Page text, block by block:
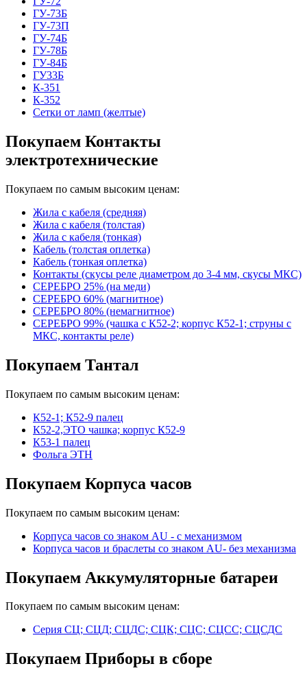
ГУ-73Б
ГУ-73П
ГУ-74Б
ГУ-78Б
ГУ-84Б
ГУ33Б
К-351
К-352
Сетки от ламп (желтые)
Покупаем Контакты
электротехнические
Покупаем по самым высоким ценам:
Жила с кабеля (средняя)
Жила с кабеля (толстая)
Жила с кабеля (тонкая)
Кабель (толстая оплетка)
Кабель (тонкая оплетка)
Контакты (скусы реле диаметром до 3-4 мм, скусы МКС)
СЕРЕБРО 25% (на меди)
СЕРЕБРО 60% (магнитное)
СЕРЕБРО 80% (немагнитное)
СЕРЕБРО 99% (чашка с К52-2; корпус К52-1; струны с
МКС, контакты реле)
Покупаем Тантал
Покупаем по самым высоким ценам:
К52-1; К52-9 палец
К52-2,ЭТО чашка; корпус К52-9
К53-1 палец
Фольга ЭТН
Покупаем Корпуса часов
Покупаем по самым высоким ценам:
Корпуса часов cо знаком AU - с механизмом
Корпуса часов и браслеты со знаком AU- без механизма
Покупаем Аккумуляторные батареи
Покупаем по самым высоким ценам:
Серия СЦ; СЦД; СЦДС; СЦК; СЦС; СЦСС; СЦСДС
Покупаем Приборы в сборе